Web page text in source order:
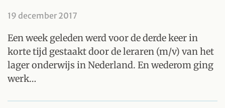
19 december 2017
Een week geleden werd voor de derde keer in
korte tijd gestaakt door de leraren (m/v) van het
lager onderwijs in Nederland. En wederom ging
werk…